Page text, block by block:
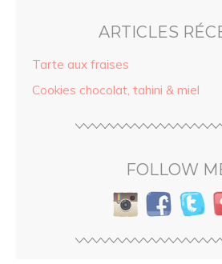
ARTICLES
Tarte aux fraises
Cookies chocolat, tahini & miel
FOLLOW